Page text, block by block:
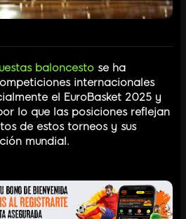
baloncesto se ha
internacionales
el EuroBasket 2025 y
lo que las posiciones reflejan
de estos torneos y sus
mundial.